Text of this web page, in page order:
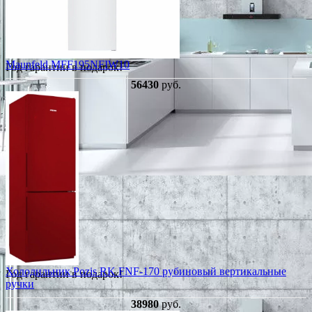
Год гарантии в подарок!
Maunfeld MFF195NFIW10
56430 руб.
Год гарантии в подарок!
Холодильник Pozis RK FNF-170 рубиновый вертикальные
ручки
38980руб.